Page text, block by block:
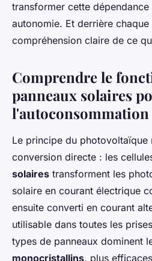
transformer cette dépendance
autonomie. Et derrière
compréhension claire de ce
Comprendre le
panneaux solaires
l'autoconsommation
Le principe du photovoltaïque
conversion directe : les
solaires transforment les
solaire en courant électrique
ensuite converti en courant
utilisable dans toutes les
types de panneaux dominent
monocristallins, plus